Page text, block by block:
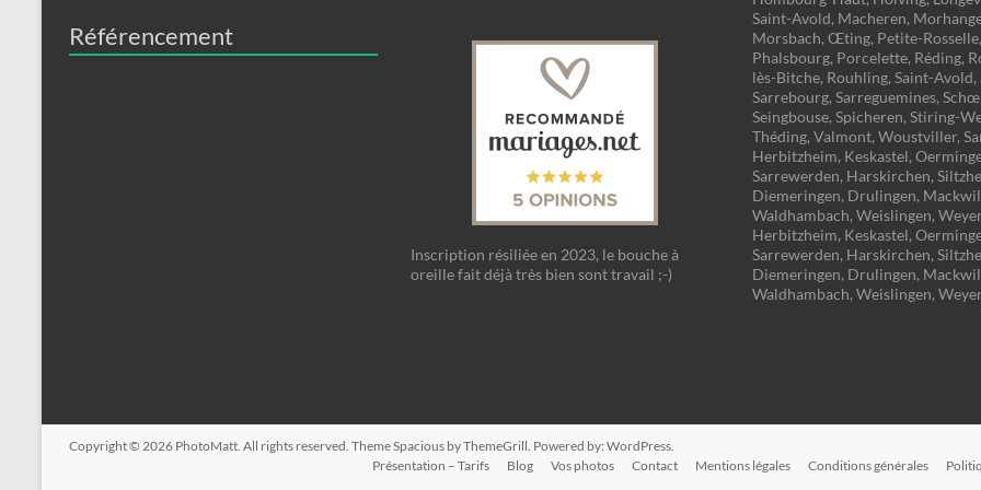
Référencement
Inscription résiliée en 2023, le bouche à
oreille fait déjà très bien sont travail ;-)
Saint-Avold, Macheren,
Morsbach, Œting, Petite-Rosselle,
Phalsbourg, Porcelette, Réding,
lès-Bitche, Rouhling, Saint-Avold,
Sarrebourg, Sarreguemines,
Seingbouse, Spicheren, Stiring-
Théding, Valmont, Woustviller,
Herbitzheim, Keskastel,
Sarrewerden, Harskirchen,
Diemeringen, Drulingen,
Waldhambach, Weislingen,
Herbitzheim, Keskastel,
Sarrewerden, Harskirchen,
Diemeringen, Drulingen,
Waldhambach, Weislingen,
Copyright © 2026 PhotoMatt . All rights reserved. ThemeSpacious by ThemeGrill. Powered by: WordPress
Présentation – Tarifs
Blog Vos photos Contact Mentions légales Conditions générales